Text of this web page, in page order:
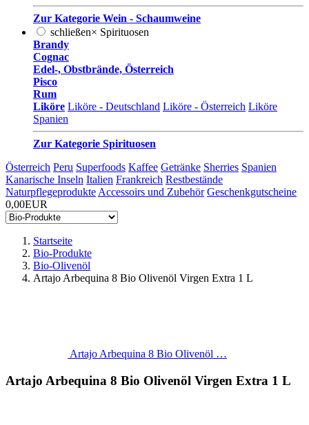
Zur Kategorie Wein - Schaumweine
schließen× Spirituosen
Brandy
Cognac
Edel-, Obstbrände, Österreich
Pisco
Rum
Liköre Liköre - Deutschland Liköre - Österreich Liköre
Spanien
Zur Kategorie Spirituosen
Österreich Peru Superfoods Kaffee Getränke Sherries Spanien
Kanarische Inseln Italien Frankreich Restbestände
Naturpflegeprodukte Accessoirs und Zubehör Geschenkgutscheine
0,00EUR
Startseite
Bio-Produkte
Bio-Olivenöl
Artajo Arbequina 8 Bio Olivenöl Virgen Extra 1 L
Artajo Arbequina 8 Bio Olivenöl …
Artajo Arbequina 8 Bio Olivenöl Virgen Extra 1 L